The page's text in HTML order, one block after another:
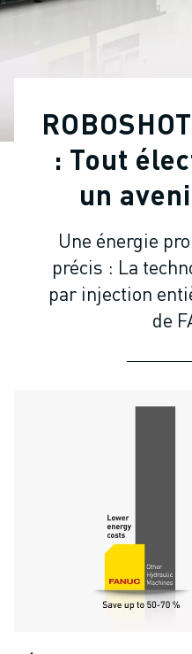
ROBOTS INDUSTRIELS
ROBOTS COLLABORATIFS
CONTRÔLEURS DE ROBOTS
LOGICIEL ROBOT
LOGICIEL DE SIMULATION
PRODUITS DE ROBOTIQUE
AUTOMATISATION DES ROBOTS
ROBOTS ARTICULÉS
SÉRIE ARC MATE
ROBOTS DELTA
ROBOTS POUR L'ALIMENTATION
LOGICIEL ROBODRILL
ROBODRILL MAINTENANCE
DURABILITÉ DU ROBODRILL
ROBODRILL ENSEMBLE DE
ROBODRILL KIT PÉDAGOGIQUE
: Tout
un
Une énergie
précis : La
par injection
de